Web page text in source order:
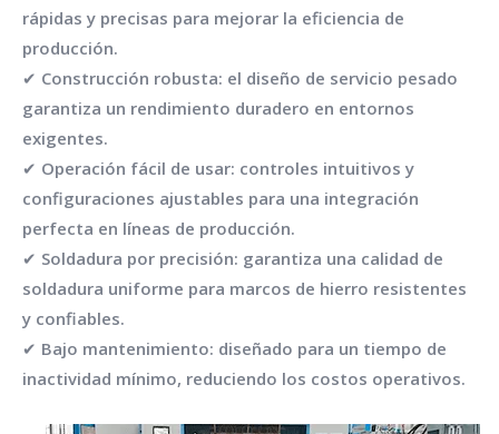
rápidas y precisas para mejorar la eficiencia de
producción.
✔ Construcción robusta: el diseño de servicio pesado
garantiza un rendimiento duradero en entornos
exigentes.
✔ Operación fácil de usar: controles intuitivos y
configuraciones ajustables para una integración
perfecta en líneas de producción.
✔ Soldadura por precisión: garantiza una calidad de
soldadura uniforme para marcos de hierro resistentes
y confiables.
✔ Bajo mantenimiento: diseñado para un tiempo de
inactividad mínimo, reduciendo los costos operativos.